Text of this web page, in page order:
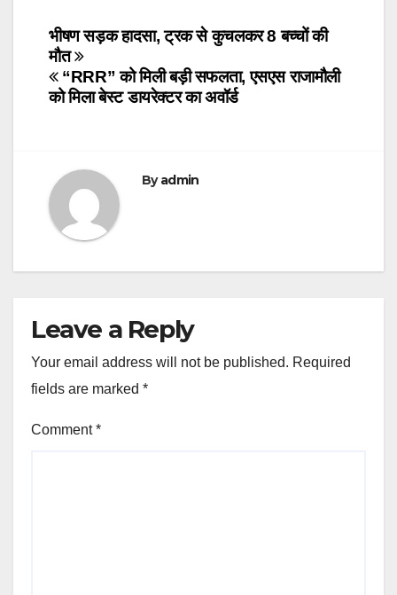
Post
navigation
भीषण सड़क हादसा, ट्रक से कुचलकर 8 बच्चों की
मौत
“RRR” को मिली बड़ी सफलता, एसएस राजामौली
को मिला बेस्ट डायरेक्टर का अवॉर्ड
Byadmin
Leave a Reply
Your email address will not be published. Required
fields are marked *
Comment*